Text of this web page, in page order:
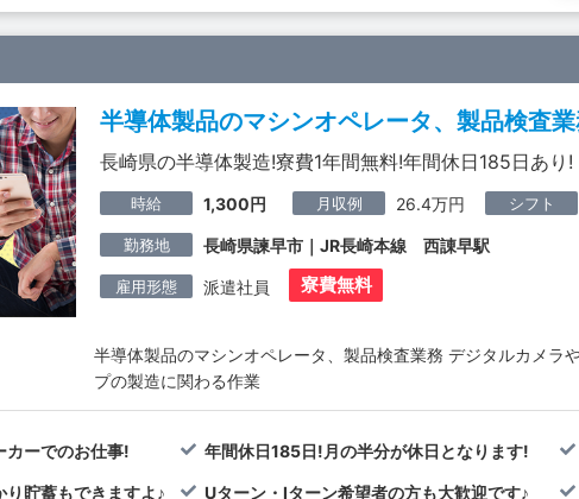
半導体製品のマシンオペレータ、製品検査
長崎県の半導体製造!寮費1年間無料!年間休日185日あり!
時給 1,300円 月収例 26.4万円 シフト
勤務地 長崎県諫早市｜JR長崎本線 西諌早駅
雇用形態 派遣社員 寮費無料
半導体製品のマシンオペレータ、製品検査業務 デジタルカメラ
プの製造に関わる作業
カーでのお仕事! 年間休日185日!月の半分が休日となります!
貯蓄もできますよ♪ Uターン・Iターン希望者の方も大歓迎です♪